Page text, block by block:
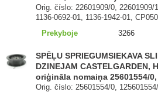
Orig. číslo: 22601909/0, 22601909/
1136-0692-01, 1136-1942-01,
Prekyboje
3266
SPĒĻU SPRIEGUMSIEKAVA
DZINEJAM CASTELGARDEN,
oriģināla nomaiņa 25601554/0,
Orig. číslo: 25601554/0,